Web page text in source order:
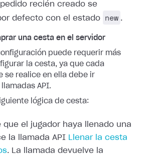
recién creado se
defecto con el estado
new .
una cesta en el servidor
puede requerir más
la cesta, ya que cada
se realice en ella debe ir
API.
lógica de cesta:
que el jugador haya llenado una
la llamada API Llenar la cesta
. La llamada devuelve la